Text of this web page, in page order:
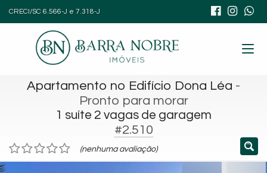
CRECI/SC 6.566-J e 7.318-J
Apartamento no Edifício Dona Léa -
Pronto para morar
1 suíte 2 vagas de garagem
#2.510
(nenhuma avaliação)